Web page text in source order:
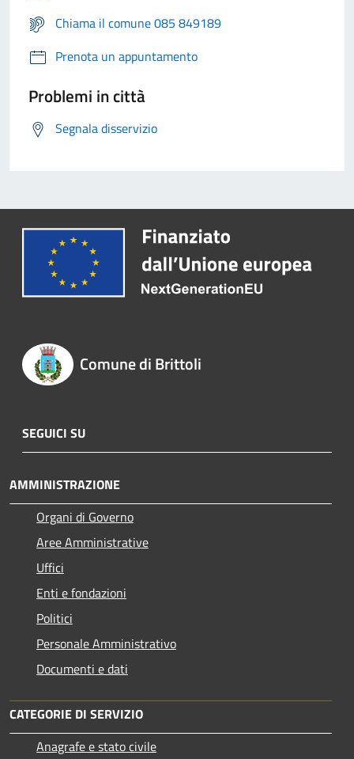
Chiama il comune 085 849189
Prenota un appuntamento
Problemi in città
Segnala disservizio
Comune di Brittoli
SEGUICI SU
AMMINISTRAZIONE
Organi di Governo
Aree Amministrative
Uffici
Enti e fondazioni
Politici
Personale Amministrativo
Documenti e dati
CATEGORIE DI SERVIZIO
Anagrafe e stato civile